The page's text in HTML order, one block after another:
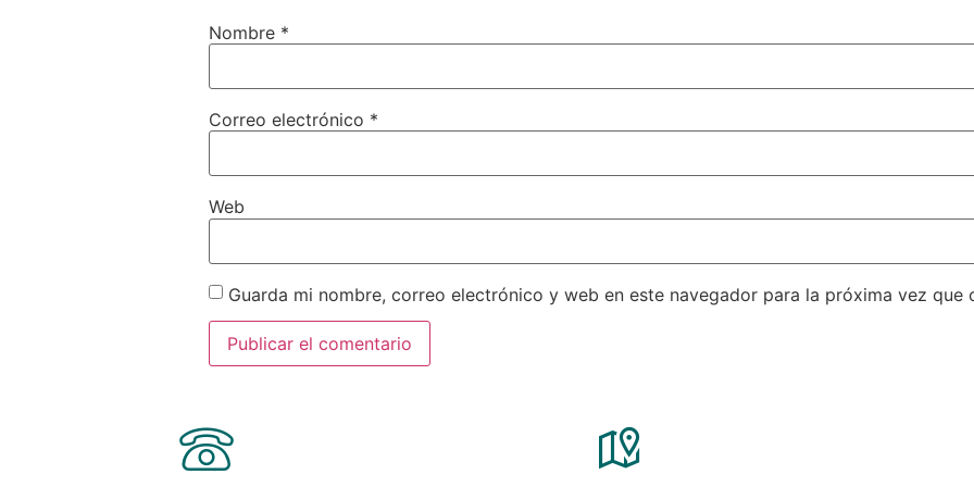
Nombre *
Correo electrónico *
Web
Guarda mi nombre, correo electrónico y web en este navegador para la próxima vez que